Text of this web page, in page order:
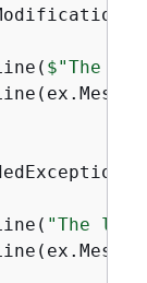
$"The
"The